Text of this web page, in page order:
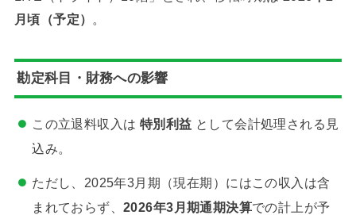
月頃（予定） 。
勘定科目・財務への影響
この立退料収入は 特別利益 として会計処理される見
込み。
ただし、2025年3月期（現在期）にはこの収入は含
まれておらず、2026年3月期通期決算での計上が予